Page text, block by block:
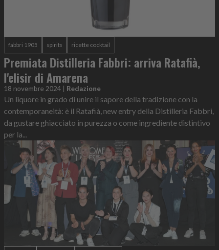
fabbri 1905 spirits ricette cocktail
Premiata Distilleria Fabbri: arriva Ratafià,
l'elisir di Amarena
18 novembre 2024 | Redazione
Un liquore in grado di unire il sapore della tradizione con la
contemporaneità: è il Ratafià, new entry della Distilleria Fabbri,
da gustare ghiacciato in purezza o come ingrediente distintivo
per la...